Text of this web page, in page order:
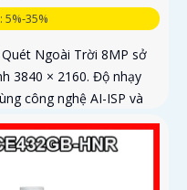
5%-35%
Ngoài Trời 8MP sở
3840 × 2160. Độ nhạy
công nghệ AI-ISP và